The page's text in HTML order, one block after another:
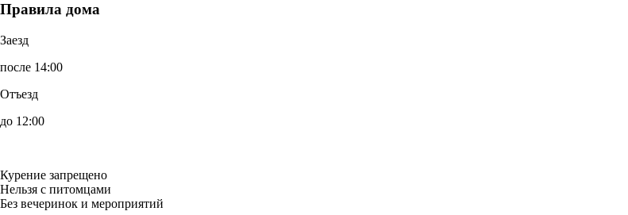
Правила дома
Заезд
после 14:00
Отъезд
до 12:00
Курение запрещено
Нельзя с питомцами
Без вечеринок и мероприятий